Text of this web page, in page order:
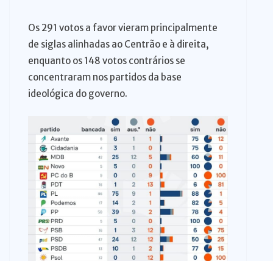
Os 291 votos a favor vieram principalmente
de siglas alinhadas ao Centrão e à direita,
enquanto os 148 votos contrários se
concentraram nos partidos da base
ideológica do governo.